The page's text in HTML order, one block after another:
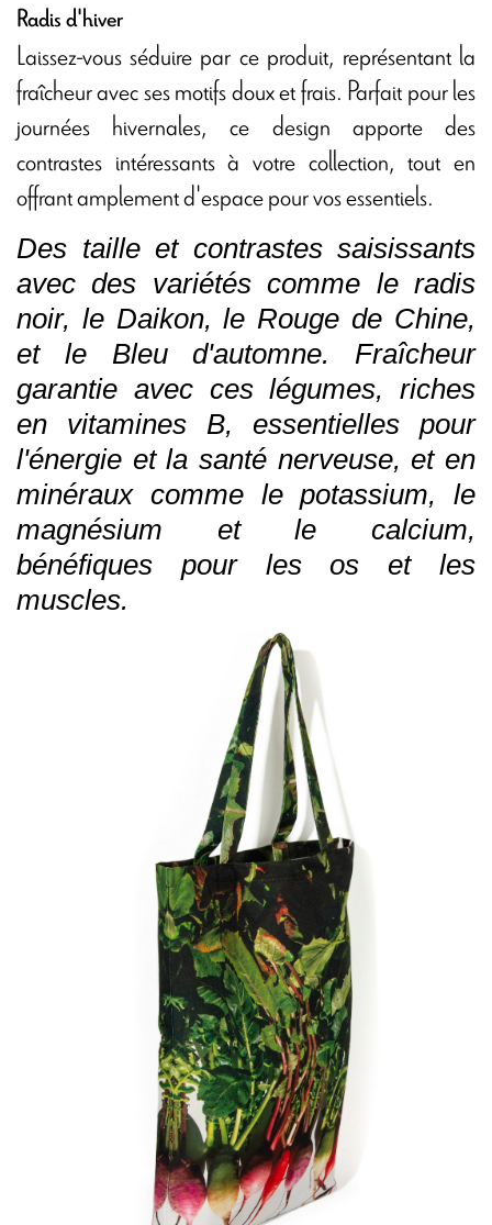
Radis d'hiver
Laissez-vous séduire par ce produit, représentant la
fraîcheur avec ses motifs doux et frais. Parfait pour les
journées hivernales, ce design apporte des
contrastes intéressants à votre collection, tout en
offrant amplement d'espace pour vos essentiels.
Des taille et contrastes saisissants
avec des variétés comme le radis
noir, le Daikon, le Rouge de Chine,
et le Bleu d'automne. Fraîcheur
garantie avec ces légumes, riches
en vitamines B, essentielles pour
l'énergie et la santé nerveuse, et en
minéraux comme le potassium, le
magnésium et le calcium,
bénéfiques pour les os et les
muscles.